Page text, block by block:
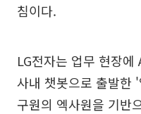
침이다.
LG전자는 업무 현장
사내 챗봇으로 출발한
구원의 엑사원을 기반